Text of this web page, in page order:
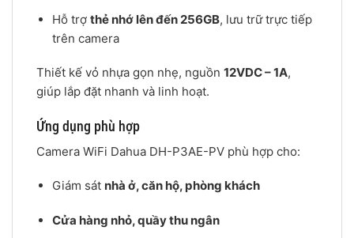
Hỗ trợ thẻ nhớ lên đến 256GB, lưu trữ trực tiếp
trên camera
Thiết kế vỏ nhựa gọn nhẹ, nguồn 12VDC – 1A,
giúp lắp đặt nhanh và linh hoạt.
Ứng dụng phù hợp
Camera WiFi Dahua DH-P3AE-PV phù hợp cho:
Giám sát nhà ở, căn hộ, phòng khách
Cửa hàng nhỏ, quầy thu ngân